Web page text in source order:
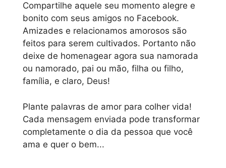
Compartilhe aquele seu momento alegre e
bonito com seus amigos no Facebook.
Amizades e relacionamos amorosos são
feitos para serem cultivados. Portanto não
deixe de homenagear agora sua namorada
ou namorado, pai ou mão, filha ou filho,
família, e claro, Deus!
Plante palavras de amor para colher vida!
Cada mensagem enviada pode transformar
completamente o dia da pessoa que você
ama e quer o bem...